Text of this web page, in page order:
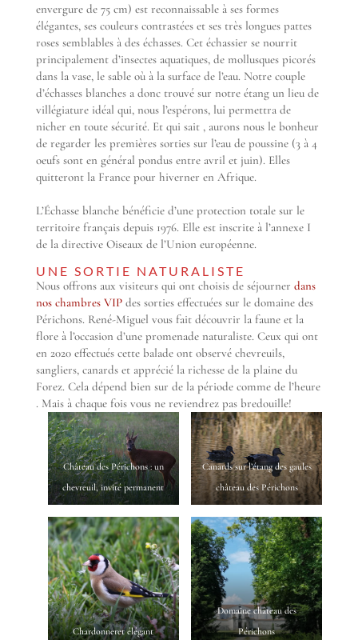
envergure de 75 cm) est reconnaissable à ses formes
élégantes, ses couleurs contrastées et ses très longues pattes
roses semblables à des échasses. Cet échassier se nourrit
principalement d’insectes aquatiques, de mollusques picorés
dans la vase, le sable où à la surface de l’eau. Notre couple
d’échasses blanches a donc trouvé sur notre étang un lieu de
villégiature idéal qui, nous l’espérons, lui permettra de
nicher en toute sécurité. Et qui sait , aurons nous le bonheur
de regarder les premières sorties sur l’eau de poussine (3 à 4
oeufs sont en général pondus entre avril et juin). Elles
quitteront la France pour hiverner en Afrique.
L’Échasse blanche bénéficie d’une protection totale sur le
territoire français depuis 1976. Elle est inscrite à l’annexe I
de la directive Oiseaux de l’Union européenne.
UNE SORTIE NATURALISTE
Nous offrons aux visiteurs qui ont choisis de séjourner dans
nos chambres VIPdes sorties effectuées sur le domaine des
Périchons. René-Miguel vous fait découvrir la faune et la
flore à l’occasion d’une promenade naturaliste. Ceux qui ont
en 2020 effectués cette balade ont observé chevreuils,
sangliers, canards et apprécié la richesse de la plaine du
Forez. Cela dépend bien sur de la période comme de l’heure
. Mais à chaque fois vous ne reviendrez pas bredouille!
Château des Périchons : un
chevreuil, invité permanent
Canards sur l’étang des gaules
château des Périchons
Chardonneret élégant
Domaine château des
Périchons